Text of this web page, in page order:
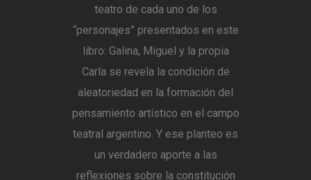
teatro de cada uno de los
“personajes” presentados en este
libro: Galina, Miguel y la propia
Carla se revela la condición de
aleatoriedad en la formación del
pensamiento artístico en el campo
teatral argentino. Y ese planteo es
un verdadero aporte a las
reflexiones sobre la constitución